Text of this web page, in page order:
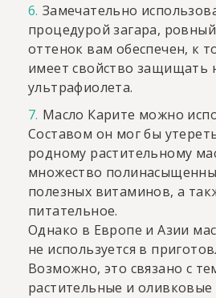
Замечательно
процедурой загара,
оттенок вам обеспечен, к
имеет свойство защищать
ультрафиолета.
Масло Карите можно
Составом он мог бы
родному растительному
множество
полезных витаминов, а
питательное.
Однако в Европе и Азии
не используется в
Возможно, это связано с
растительные и оливковые